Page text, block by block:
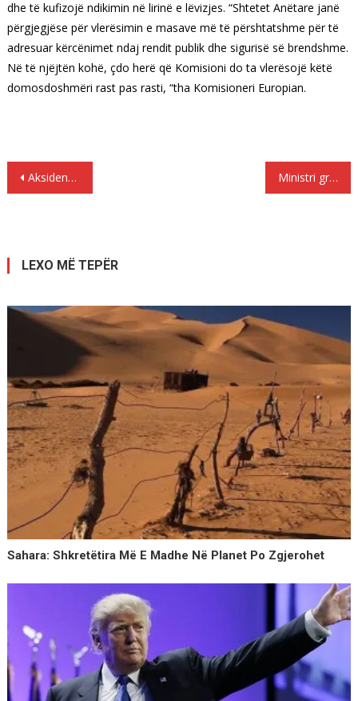
dhe të kufizojë ndikimin në lirinë e lëvizjes. “Shtetet Anëtare janë
përgjegjëse për vlerësimin e masave më të përshtatshme për të
adresuar kërcënimet ndaj rendit publik dhe sigurisë së brendshme.
Në të njëjtën kohë, çdo herë që Komisioni do ta vlerësojë këtë
domosdoshmëri rast pas rasti, “tha Komisioneri Europian.
Lëvizje
Aksidenti tragjik në Greqi, fjalët e fundit të 22-vjeçarit shqiptar Ministri grek: Politikanët që nuk respektojnë të drejtat e pakicës greke nuk mund të mbajnë nënshtetësinë greke.
LEXO MË TEPËR
Sahara: Shkretëtira Më E Madhe Në Planet Po Zgjerohet